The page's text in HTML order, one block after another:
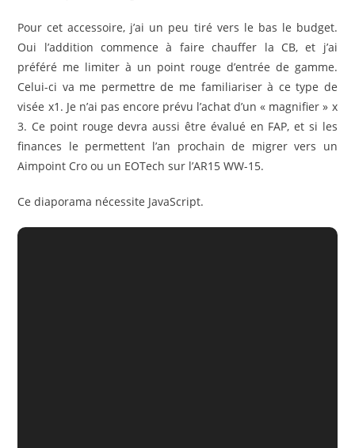
Pour cet accessoire, j’ai un peu tiré vers le bas le budget.
Oui l’addition commence à faire chauffer la CB, et j’ai
préféré me limiter à un point rouge d’entrée de gamme.
Celui-ci va me permettre de me familiariser à ce type de
visée x1. Je n’ai pas encore prévu l’achat d’un « magnifier » x
3. Ce point rouge devra aussi être évalué en FAP, et si les
finances le permettent l’an prochain de migrer vers un
Aimpoint Cro ou un EOTech sur l’AR15 WW-15.
Ce diaporama nécessite JavaScript.